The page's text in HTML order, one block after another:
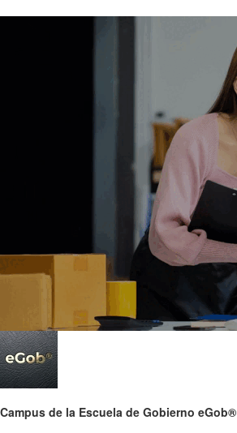
Campus de la Escuela de Gobierno eGob®